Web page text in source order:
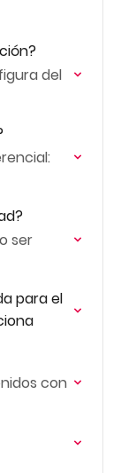
del
ser
para el
con